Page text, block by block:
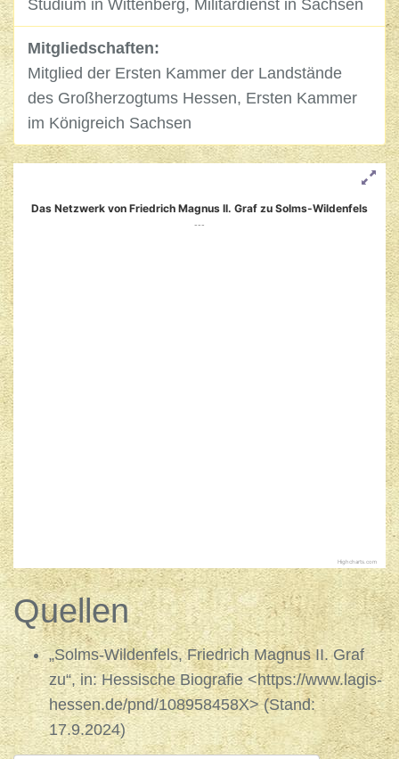
Studium in Wittenberg, Militärdienst in Sachsen
Mitgliedschaften:
Mitglied der Ersten Kammer der Landstände
des Großherzogtums Hessen, Ersten Kammer
im Königreich Sachsen
Das Netzwerk von Friedrich Magnus II. Graf zu Solms-Wildenfels
---
Highcharts.com
Quellen
„Solms-Wildenfels, Friedrich Magnus II. Graf
zu“, in: Hessische Biografie <https://www.lagis-
hessen.de/pnd/108958458X> (Stand:
17.9.2024)